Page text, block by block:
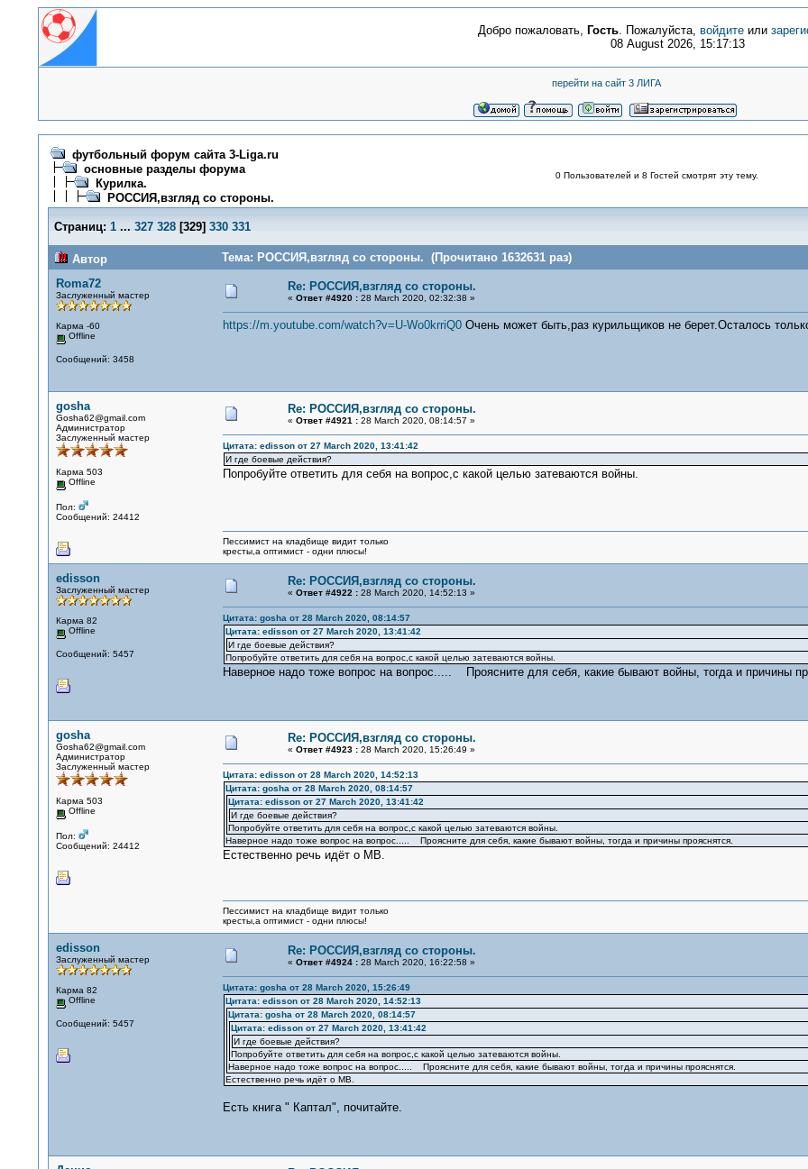
Добро пожаловать, Гость. Пожалуйста, войдите или
08 August 2026, 15:17:13
перейти на сайт 3 ЛИГА
футбольный форум сайта 3-Liga.ru
основные разделы форума
Курилка.
РОССИЯ,взгляд со стороны.
0 Пользователей и 8 Гостей смотрят эту тему.
Страниц: 1 ... 327 328[329] 330 331
Автор
Тема: РОССИЯ,взгляд со стороны. (Прочитано 1632631 раз)
Roma72
Заслуженный мастер
Карма -60
Offline
Сообщений: 3458
Re: РОССИЯ,взгляд со стороны.
« Ответ #4920 :28 March 2020, 02:32:38 »
https://m.youtube.com/watch?v=U-Wo0krriQ0Очень может быть,раз курильщиков не берет.Осталось
gosha
Gosha62@gmail.com
Администратор
Заслуженный мастер
Карма 503
Offline
Пол:
Сообщений: 24412
Re: РОССИЯ,взгляд со стороны.
« Ответ #4921 :28 March 2020, 08:14:57 »
Цитата: edisson от 27 March 2020, 13:41:42
И где боевые действия?
Попробуйте ответить для себя на вопрос,с какой целью затеваются войны.
Пессимист на кладбище видит только
кресты,а оптимист - одни плюсы!
edisson
Заслуженный мастер
Карма 82
Offline
Сообщений: 5457
Re: РОССИЯ,взгляд со стороны.
« Ответ #4922 :28 March 2020, 14:52:13 »
Цитата: gosha от 28 March 2020, 08:14:57
Цитата: edisson от 27 March 2020, 13:41:42
И где боевые действия?
Попробуйте ответить для себя на вопрос,с какой целью затеваются войны.
Наверное надо тоже вопрос на вопрос..... Проясните для себя, какие бывают войны, тогда и причины
gosha
Gosha62@gmail.com
Администратор
Заслуженный мастер
Карма 503
Offline
Пол:
Сообщений: 24412
Re: РОССИЯ,взгляд со стороны.
« Ответ #4923 :28 March 2020, 15:26:49 »
Цитата: edisson от 28 March 2020, 14:52:13
Цитата: gosha от 28 March 2020, 08:14:57
Цитата: edisson от 27 March 2020, 13:41:42
И где боевые действия?
Попробуйте ответить для себя на вопрос,с какой целью затеваются войны.
Наверное надо тоже вопрос на вопрос..... Проясните для себя, какие бывают войны, тогда и причины прояснятся.
Естественно речь идёт о МВ.
Пессимист на кладбище видит только
кресты,а оптимист - одни плюсы!
edisson
Заслуженный мастер
Карма 82
Offline
Сообщений: 5457
Re: РОССИЯ,взгляд со стороны.
« Ответ #4924 :28 March 2020, 16:22:58 »
Цитата: gosha от 28 March 2020, 15:26:49
Цитата: edisson от 28 March 2020, 14:52:13
Цитата: gosha от 28 March 2020, 08:14:57
Цитата: edisson от 27 March 2020, 13:41:42
И где боевые действия?
Попробуйте ответить для себя на вопрос,с какой целью затеваются войны.
Наверное надо тоже вопрос на вопрос..... Проясните для себя, какие бывают войны, тогда и причины прояснятся.
Естественно речь идёт о МВ.
Есть книга " Каптал", почитайте.